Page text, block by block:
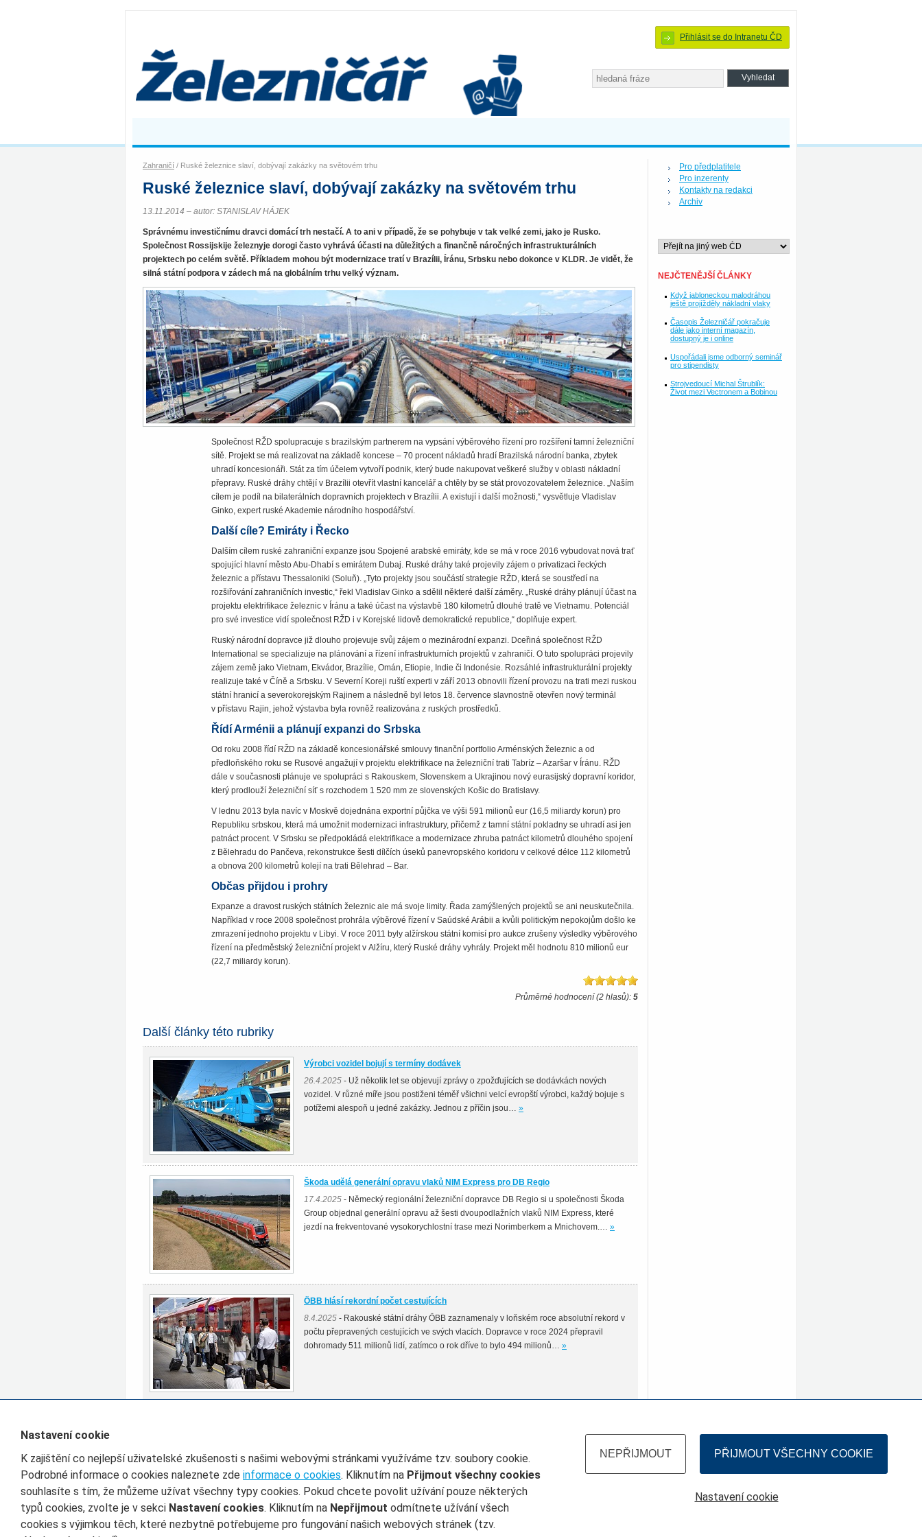
Přihlásit se do Intranetu ČD
Zahraničí / Ruské železnice slaví, dobývají zakázky na světovém trhu
Ruské železnice slaví, dobývají zakázky na světovém trhu
13.11.2014 – autor: STANISLAV HÁJEK
Správnému investičnímu dravci domácí trh nestačí. A to ani v případě, že se pohybuje v tak velké zemi, jako je Rusko.
Společnost Rossijskije železnyje dorogi často vyhrává účasti na důležitých a finančně náročných infrastrukturálních
projektech po celém světě. Příkladem mohou být modernizace tratí v Brazílii, Íránu, Srbsku nebo dokonce v KLDR. Je vidět, že
silná státní podpora v zádech má na globálním trhu velký význam.
Společnost RŽD spolupracuje s brazilským partnerem na vypsání výběrového řízení pro rozšíření tamní železniční
sítě. Projekt se má realizovat na základě koncese – 70 procent nákladů hradí Brazilská národní banka, zbytek
uhradí koncesionáři. Stát za tím účelem vytvoří podnik, který bude nakupovat veškeré služby v oblasti nákladní
přepravy. Ruské dráhy chtějí v Brazílii otevřít vlastní kancelář a chtěly by se stát provozovatelem železnice. „Naším
cílem je podíl na bilaterálních dopravních projektech v Brazílii. A existují i další možnosti,“ vysvětluje Vladislav
Ginko, expert ruské Akademie národního hospodářství.
Další cíle? Emiráty i Řecko
Dalším cílem ruské zahraniční expanze jsou Spojené arabské emiráty, kde se má v roce 2016 vybudovat nová trať
spojující hlavní město Abu-Dhabí s emirátem Dubaj. Ruské dráhy také projevily zájem o privatizaci řeckých
železnic a přístavu Thessaloniki (Soluň). „Tyto projekty jsou součástí strategie RŽD, která se soustředí na
rozšiřování zahraničních investic,“ řekl Vladislav Ginko a sdělil některé další záměry. „Ruské dráhy plánují účast na
projektu elektrifikace železnic v Íránu a také účast na výstavbě 180 kilometrů dlouhé tratě ve Vietnamu. Potenciál
pro své investice vidí společnost RŽD i v Korejské lidově demokratické republice,“ doplňuje expert.
Ruský národní dopravce již dlouho projevuje svůj zájem o mezinárodní expanzi. Dceřiná společnost RŽD
International se specializuje na plánování a řízení infrastrukturních projektů v zahraničí. O tuto spolupráci projevily
zájem země jako Vietnam, Ekvádor, Brazílie, Omán, Etiopie, Indie či Indonésie. Rozsáhlé infrastrukturální projekty
realizuje také v Číně a Srbsku. V Severní Koreji ruští experti v září 2013 obnovili řízení provozu na trati mezi ruskou
státní hranicí a severokorejským Rajinem a následně byl letos 18. července slavnostně otevřen nový terminál
v přístavu Rajin, jehož výstavba byla rovněž realizována z ruských prostředků.
Řídí Arménii a plánují expanzi do Srbska
Od roku 2008 řídí RŽD na základě koncesionářské smlouvy finanční portfolio Arménských železnic a od
předloňského roku se Rusové angažují v projektu elektrifikace na železniční trati Tabríz – Azaršar v Íránu. RŽD
dále v současnosti plánuje ve spolupráci s Rakouskem, Slovenskem a Ukrajinou nový eurasijský dopravní koridor,
který prodlouží železniční síť s rozchodem 1 520 mm ze slovenských Košic do Bratislavy.
V lednu 2013 byla navíc v Moskvě dojednána exportní půjčka ve výši 591 milionů eur (16,5 miliardy korun) pro
Republiku srbskou, která má umožnit modernizaci infrastruktury, přičemž z tamní státní pokladny se uhradí asi jen
patnáct procent. V Srbsku se předpokládá elektrifikace a modernizace zhruba patnáct kilometrů dlouhého spojení
z Bělehradu do Pančeva, rekonstrukce šesti dílčích úseků panevropského koridoru v celkové délce 112 kilometrů
a obnova 200 kilometrů kolejí na trati Bělehrad – Bar.
Občas přijdou i prohry
Expanze a dravost ruských státních železnic ale má svoje limity. Řada zamýšlených projektů se ani ne­uskutečnila.
Například v roce 2008 společnost prohrála výběrové řízení v Saúdské Arábii a kvůli politickým nepokojům došlo ke
zmrazení jednoho projektu v Libyi. V roce 2011 byly alžírskou státní komisí pro aukce zrušeny výsledky výběrového
řízení na předměstský železniční projekt v Alžíru, který Ruské dráhy vyhrály. Projekt měl hodnotu 810 milionů eur
(22,7 miliardy korun).
Průměrné hodnocení (2 hlasů): 5
Další články této rubriky
Výrobci vozidel bojují s termíny dodávek
26.4.2025 - Už několik let se objevují zprávy o zpožďujících se dodávkách nových
vozidel. V různé míře jsou postiženi téměř všichni velcí evropští výrobci, každý bojuje s
potížemi alespoň u jedné zakázky. Jednou z příčin jsou… »
Škoda udělá generální opravu vlaků NIM Express pro DB Regio
17.4.2025 - Německý regionální železniční dopravce DB Regio si u společnosti Škoda
Group objednal generální opravu až šesti dvoupodlažních vlaků NIM Express, které
jezdí na frekventované vysokorychlostní trase mezi Norimberkem a Mnichovem.… »
ÖBB hlásí rekordní počet cestujících
8.4.2025 - Rakouské státní dráhy ÖBB zaznamenaly v loňském roce absolutní rekord v
počtu přepravených cestujících ve svých vlacích. Dopravce v roce 2024 přepravil
dohromady 511 milionů lidí, zatímco o rok dříve to bylo 494 milionů… »
Pro předplatitele
Pro inzerenty
Kontakty na redakci
Archiv
NEJČTENĚJŠÍ ČLÁNKY
Když jabloneckou malodráhou
ještě projížděly nákladní vlaky
Časopis Železničář pokračuje
dále jako interní magazín,
dostupný je i online
Uspořádali jsme odborný seminář
pro stipendisty
Strojvedoucí Michal Štrublík:
Život mezi Vectronem a Bobinou
Datum od Datum do Železničář číslo
Nastavení cookie
K zajištění co nejlepší uživatelské zkušenosti s našimi webovými stránkami využíváme tzv. soubory cookie.
Podrobné informace o cookies naleznete zde informace o cookies. Kliknutím na Přijmout všechny cookies
souhlasíte s tím, že můžeme užívat všechny typy cookies. Pokud chcete povolit užívání pouze některých
typů cookies, zvolte je v sekci Nastavení cookies. Kliknutím na Nepřijmout odmítnete užívání všech
cookies s výjimkou těch, které nezbytně potřebujeme pro fungování našich webových stránek (tzv.
PŘIJMOUT VŠECHNY COOKIE
NEPŘIJMOUT
Nastavení cookie